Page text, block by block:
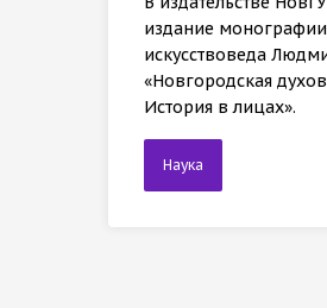
издание
искусствоведа
«Новгородская
История в лицах».
Наука